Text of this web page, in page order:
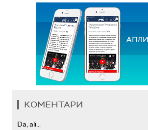
КОМЕНТАРИ
Da, ali...